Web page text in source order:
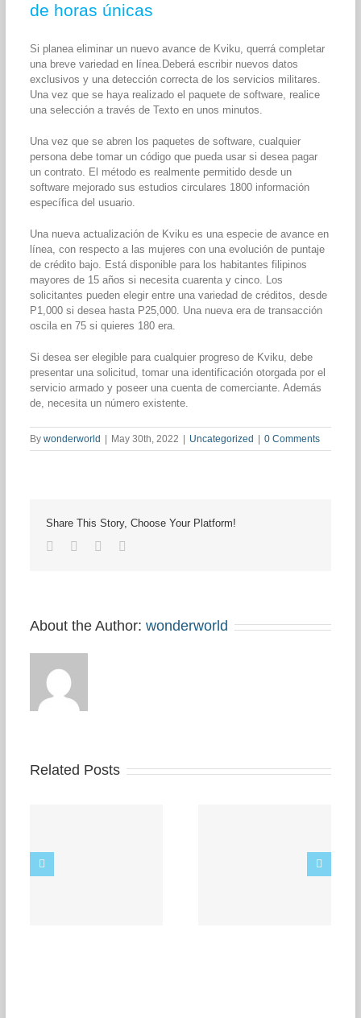
de horas únicas
Si planea eliminar un nuevo avance de Kviku, querrá completar
una breve variedad en línea.Deberá escribir nuevos datos
exclusivos y una detección correcta de los servicios militares.
Una vez que se haya realizado el paquete de software, realice
una selección a través de Texto en unos minutos.
Una vez que se abren los paquetes de software, cualquier
persona debe tomar un código que pueda usar si desea pagar
un contrato. El método es realmente permitido desde un
software mejorado sus estudios circulares 1800 información
específica del usuario.
Una nueva actualización de Kviku es una especie de avance en
línea, con respecto a las mujeres con una evolución de puntaje
de crédito bajo. Está disponible para los habitantes filipinos
mayores de 15 años si necesita cuarenta y cinco. Los
solicitantes pueden elegir entre una variedad de créditos, desde
P1,000 si desea hasta P25,000. Una nueva era de transacción
oscila en 75 si quieres 180 era.
Si desea ser elegible para cualquier progreso de Kviku, debe
presentar una solicitud, tomar una identificación otorgada por el
servicio armado y poseer una cuenta de comerciante. Además
de, necesita un número existente.
By wonderworld May 30th, 2022 Uncategorized 0 Comments
Share This Story, Choose Your Platform!
Facebook
TwitterLinkedIn
About the Author: wonderworld
Related Posts
Código Promocional
de Codere 5